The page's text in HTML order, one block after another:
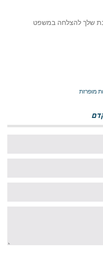
שלך להצלחה במשפט
מופרזת